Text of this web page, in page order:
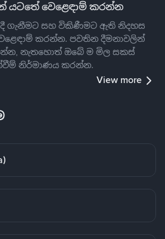
වෙළෙඳාම් කරන්න
ගැනීමට සහ විකිණීමට ඇති නිදහස
කරන්න. පවතින දීමනාවලින්
නැතහොත් ඔබේ ම මිල සකස්
නිර්මාණය කරන්න.
View more